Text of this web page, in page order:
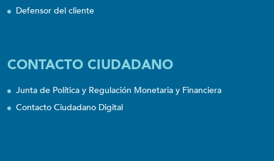
Defensor del cliente
CONTACTO CIUDADANO
Junta de Política y Regulación Monetaria y Financiera
Contacto Ciudadano Digital